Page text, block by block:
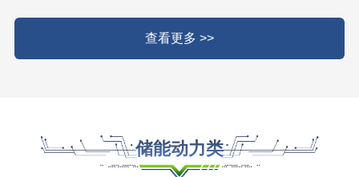
查看更多 >>
储能动力类